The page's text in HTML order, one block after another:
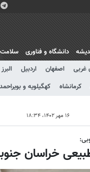
دانشگاه و فناوری سلامت
غربی اصفهان اردبیل البرز
کرمانشاه کهگیلویه و بویراحمد
۱۶ مهر ۱۴۰۲، ۱۸:۳۴